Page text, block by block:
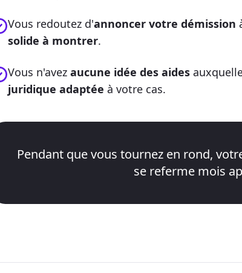
Vous redoutez d'annoncer votre démission
solide à montrer.
Vous n'avez aucune idée des aides
juridique adaptée à votre cas.
Pendant que vous tournez en rond,
se referme mois